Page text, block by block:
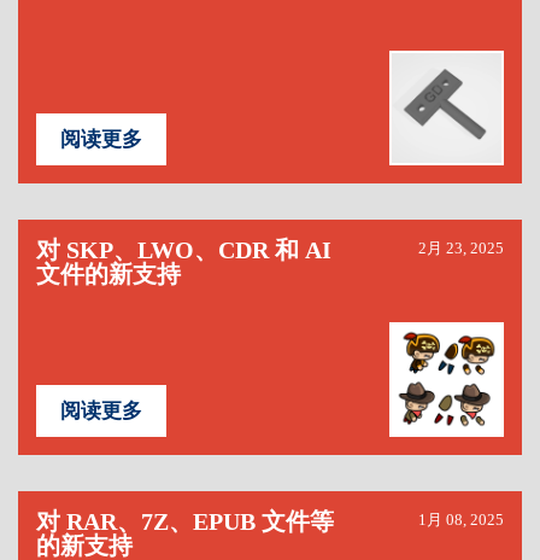
阅读更多
对 SKP、LWO、CDR 和 AI
文件的新支持
2月 23, 2025
阅读更多
对 RAR、7Z、EPUB 文件等
的新支持
1月 08, 2025